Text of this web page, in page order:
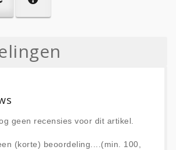
geen recensies voor dit artikel.
(korte) beoordeling....(min. 100,